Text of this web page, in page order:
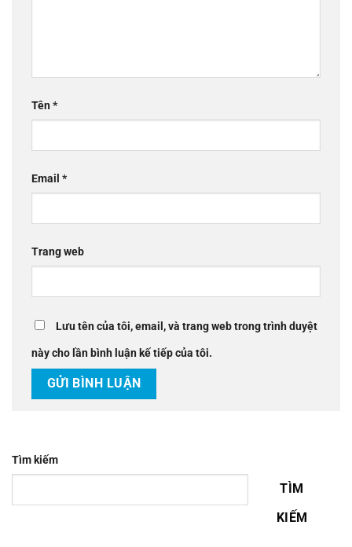
Tên*
Email *
Trang web
Lưu tên của tôi, email, và trang web trong trình duyệt
này cho lần bình luận kế tiếp của tôi.
Tìm kiếm
TÌM
KIẾM